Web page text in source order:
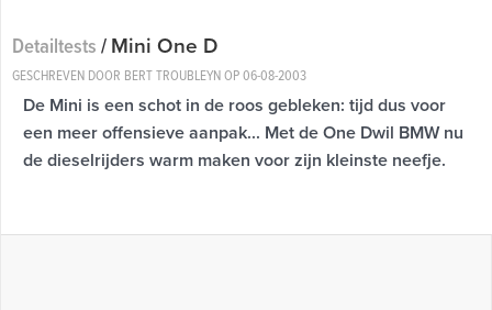
Detailtests/Mini One D
GESCHREVEN DOOR BERT TROUBLEYN OP06-08-2003
De Mini is een schot in de roos gebleken: tijd dus voor
een meer offensieve aanpak... Met de One Dwil BMW nu
de dieselrijders warm maken voor zijn kleinste neefje.